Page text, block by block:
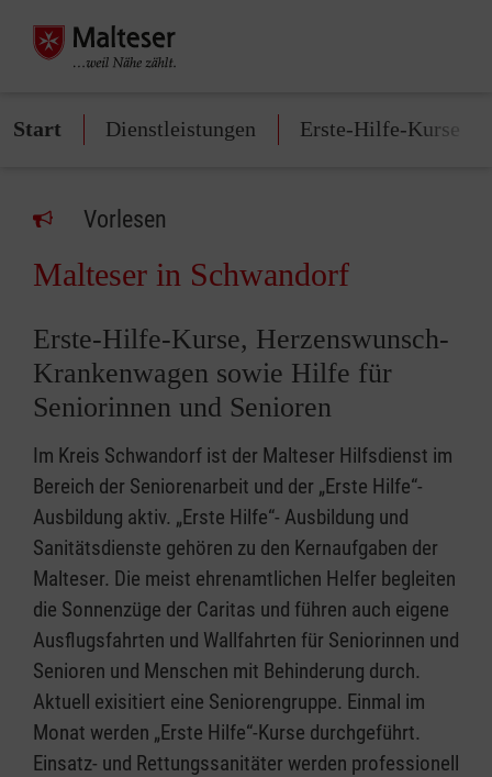
Start Dienstleistungen Erste-Hilfe-Kurse
Vorlesen
Malteser in Schwandorf
Erste-Hilfe-Kurse, Herzenswunsch-
Krankenwagen sowie Hilfe für
Seniorinnen und Senioren
Im Kreis Schwandorf ist der Malteser Hilfsdienst im
Bereich der Seniorenarbeit und der „Erste Hilfe“-
Ausbildung aktiv. „Erste Hilfe“- Ausbildung und
Sanitätsdienste gehören zu den Kernaufgaben der
Malteser. Die meist ehrenamtlichen Helfer begleiten
die Sonnenzüge der Caritas und führen auch eigene
Ausflugsfahrten und Wallfahrten für Seniorinnen und
Senioren und Menschen mit Behinderung durch.
Aktuell exisitiert eine Seniorengruppe. Einmal im
Monat werden „Erste Hilfe“-Kurse durchgeführt.
Einsatz- und Rettungssanitäter werden professionell